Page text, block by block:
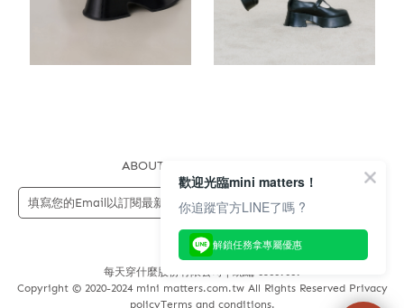
ABOUT US
每天穿什麼股份有限公司 | 統編 83689089
Copyright © 2020-2024 mini matters.com.tw All Rights Reserved Privacy
policyTerms and conditions.
歡迎光臨mini matters！
你追蹤官方LINE了嗎 ?
解鎖任務拿專屬優惠